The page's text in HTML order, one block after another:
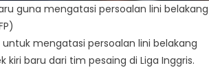
guna mengatasi persoalan lini belakang
mengatasi persoalan lini belakang
kiri baru dari tim pesaing di Liga Inggris.